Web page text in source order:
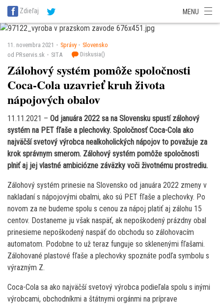
SITA Energetika
SITA Potravinárstvo
Zdieľaj MENU
11. novembra 2021 Správy
Slovensko
od PRservis.sk
SITA Diskusia()
Zálohový systém pomôže spoločnosti
Coca-Cola uzavrieť kruh života
nápojových obalov
11.11.2021 – Od januára 2022 sa na Slovensku spustí zálohový
systém na PET fľaše a plechovky. Spoločnosť Coca-Cola ako
najväčší svetový výrobca nealkoholických nápojov to považuje za
krok správnym smerom. Zálohový systém pomôže spoločnosti
plniť aj jej vlastné ambiciózne záväzky voči životnému prostrediu.
Zálohový systém prinesie na Slovensko od januára 2022 zmeny v
nakladaní s nápojovými obalmi, ako sú PET fľaše a plechovky. Po
novom za ne budeme spolu s cenou za nápoj platiť aj zálohu 15
centov. Dostaneme ju však naspäť, ak nepoškodený prázdny obal
prinesieme nepoškodený naspäť do obchodu so zálohovacím
automatom. Podobne to už teraz funguje so sklenenými fľašami.
Zálohované plastové fľaše a plechovky spoznáte podľa symbolu s
výrazným Z.
Coca-Cola sa ako najväčší svetový výrobca podieľala spolu s inými
výrobcami, obchodníkmi a štátnymi orgánmi na príprave